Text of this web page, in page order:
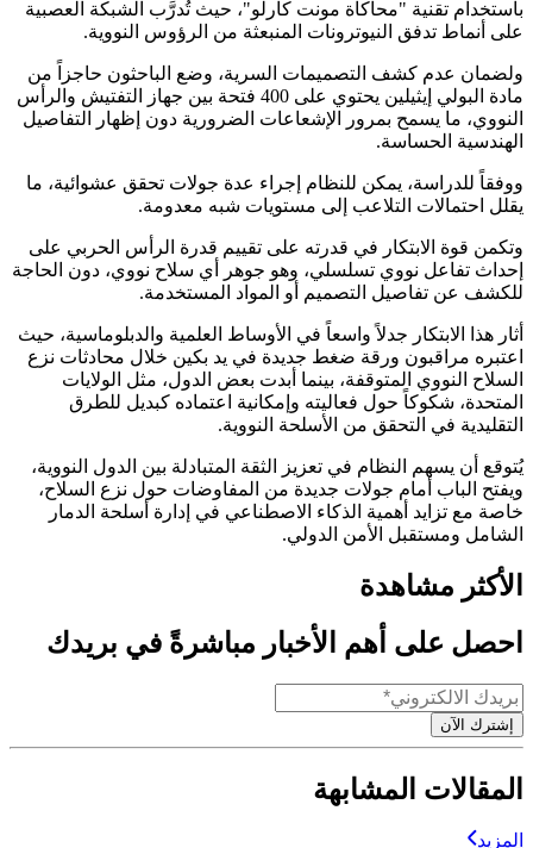
باستخدام تقنية "محاكاة مونت كارلو"، حيث تُدرَّب الشبكة العصبية
على أنماط تدفق النيوترونات المنبعثة من الرؤوس النووية.
ولضمان عدم كشف التصميمات السرية، وضع الباحثون حاجزاً من
مادة البولي إيثيلين يحتوي على 400 فتحة بين جهاز التفتيش والرأس
النووي، ما يسمح بمرور الإشعاعات الضرورية دون إظهار التفاصيل
الهندسية الحساسة.
ووفقاً للدراسة، يمكن للنظام إجراء عدة جولات تحقق عشوائية، ما
يقلل احتمالات التلاعب إلى مستويات شبه معدومة.
وتكمن قوة الابتكار في قدرته على تقييم قدرة الرأس الحربي على
إحداث تفاعل نووي تسلسلي، وهو جوهر أي سلاح نووي، دون الحاجة
للكشف عن تفاصيل التصميم أو المواد المستخدمة.
أثار هذا الابتكار جدلاً واسعاً في الأوساط العلمية والدبلوماسية، حيث
اعتبره مراقبون ورقة ضغط جديدة في يد بكين خلال محادثات نزع
السلاح النووي المتوقفة، بينما أبدت بعض الدول، مثل الولايات
المتحدة، شكوكاً حول فعاليته وإمكانية اعتماده كبديل للطرق
التقليدية في التحقق من الأسلحة النووية.
يُتوقع أن يسهم النظام في تعزيز الثقة المتبادلة بين الدول النووية،
ويفتح الباب أمام جولات جديدة من المفاوضات حول نزع السلاح،
خاصة مع تزايد أهمية الذكاء الاصطناعي في إدارة أسلحة الدمار
الشامل ومستقبل الأمن الدولي.
الأكثر مشاهدة
احصل على أهم الأخبار مباشرةً في بريدك
إشترك الآن
المقالات المشابهة
المزيد